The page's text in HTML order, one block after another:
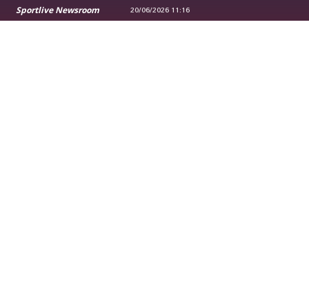
Sportlive Newsroom 20/06/2026 11:16